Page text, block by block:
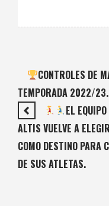
CONTROLES DE
TEMPORADA 2022/23.
EL
ALTIS VUELVE A
COMO DESTINO PARA
DE SUS ATLETAS.